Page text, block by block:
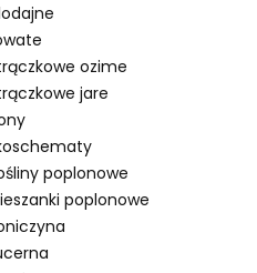
ozime
jare
poplonowe
poplonowe